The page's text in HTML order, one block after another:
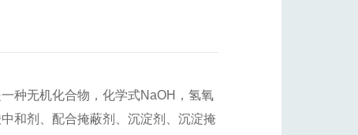
种无机化合物，化学式NaOH，氢氧
和剂、配合掩蔽剂、沉淀剂、沉淀掩